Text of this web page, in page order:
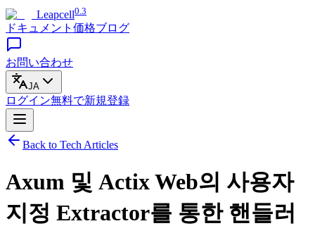
Leapcell0.3
ドキュメント 価格ブログ
お問い合わせ
JA
ログイン無料で新規登録
Back to Tech Articles
Axum 및 Actix Web의 사용자
지정 Extractor를 통한 핸들러